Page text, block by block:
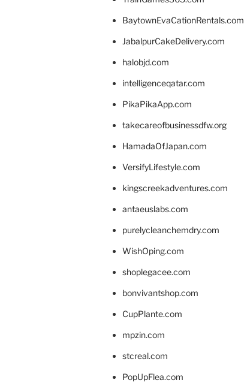
BaytownEvaCationRentals.com
JabalpurCakeDelivery.com
halobjd.com
intelligenceqatar.com
PikaPikaApp.com
takecareofbusinessdfw.org
HamadaOfJapan.com
VersifyLifestyle.com
kingscreekadventures.com
antaeuslabs.com
purelycleanchemdry.com
WishOping.com
shoplegacee.com
bonvivantshop.com
CupPlante.com
mpzin.com
stcreal.com
PopUpFlea.com